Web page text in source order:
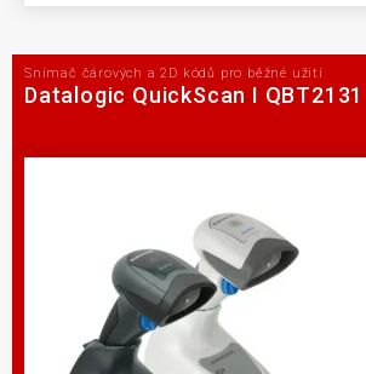
Snímač čárových a 2D kódů pro běžné užití
Datalogic QuickScan I QBT2131